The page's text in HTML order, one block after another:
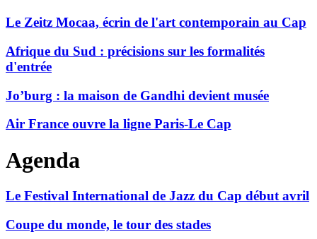
Le Zeitz Mocaa, écrin de l'art contemporain au Cap
Afrique du Sud : précisions sur les formalités
d'entrée
Jo’burg : la maison de Gandhi devient musée
Air France ouvre la ligne Paris-Le Cap
Agenda
Le Festival International de Jazz du Cap début avril
Coupe du monde, le tour des stades